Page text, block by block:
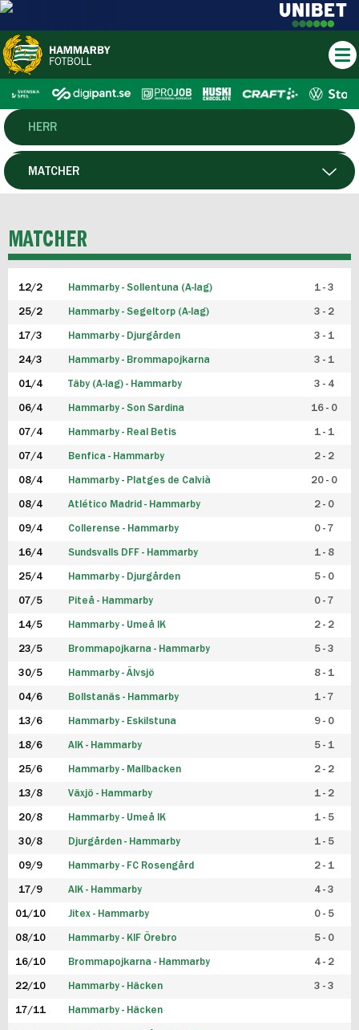
HERR
DAM
P19
F19
FUTSAL HERR
FUTSAL DAM
MATCHER
MATCHER
12/2 Hammarby - Sollentuna (A-lag) 1 - 3
25/2 Hammarby - Segeltorp (A-lag) 3 - 2
17/3 Hammarby - Djurgården 3 - 1
24/3 Hammarby - Brommapojkarna 3 - 1
01/4 Täby (A-lag) - Hammarby 3 - 4
06/4 Hammarby - Son Sardina 16 - 0
07/4 Hammarby - Real Betis 1 - 1
07/4 Benfica - Hammarby 2 - 2
08/4 Hammarby - Platges de Calvià 20 - 0
08/4 Atlético Madrid - Hammarby 2 - 0
09/4 Collerense - Hammarby 0 - 7
16/4 Sundsvalls DFF - Hammarby 1 - 8
25/4 Hammarby - Djurgården 5 - 0
07/5 Piteå - Hammarby 0 - 7
14/5 Hammarby - Umeå IK 2 - 2
23/5 Brommapojkarna - Hammarby 5 - 3
30/5 Hammarby - Älvsjö 8 - 1
04/6 Bollstanäs - Hammarby 1 - 7
13/6 Hammarby - Eskilstuna 9 - 0
18/6 AIK - Hammarby 5 - 1
25/6 Hammarby - Mallbacken 2 - 2
13/8 Växjö - Hammarby 1 - 2
20/8 Hammarby - Umeå IK 1 - 5
30/8 Djurgården - Hammarby 1 - 5
09/9 Hammarby - FC Rosengård 2 - 1
17/9 AIK - Hammarby 4 - 3
01/10 Jitex - Hammarby 0 - 5
08/10 Hammarby - KIF Örebro 5 - 0
16/10 Brommapojkarna - Hammarby 4 - 2
22/10 Hammarby - Häcken 3 - 3
17/11 Hammarby - Häcken